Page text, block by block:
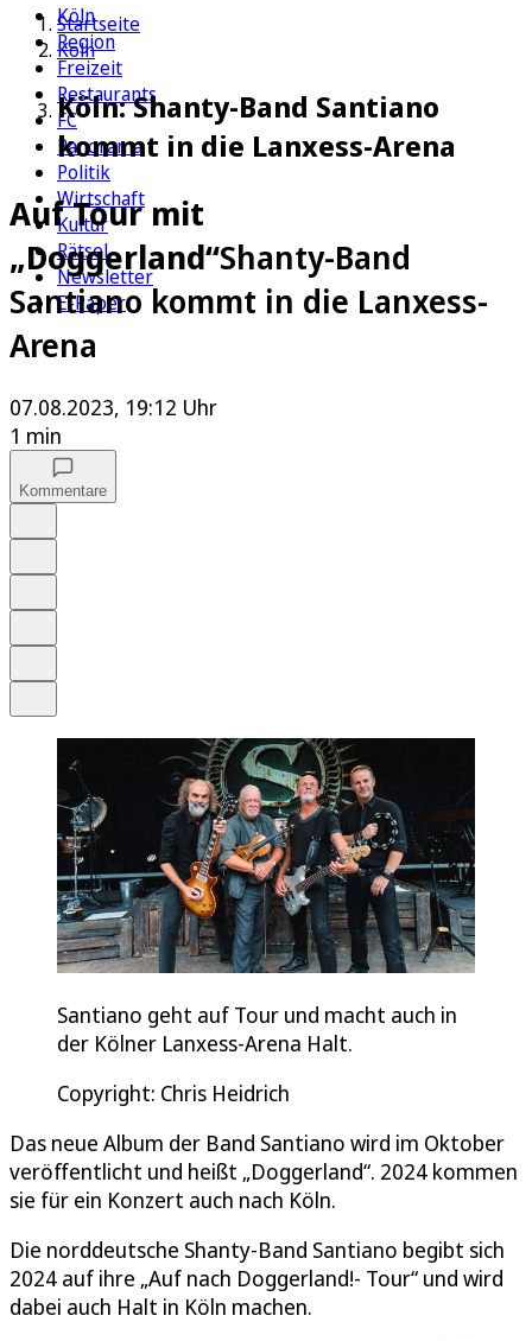
Köln
Region
Freizeit
Restaurants
FC
Panorama
Politik
Wirtschaft
Kultur
Rätsel
Newsletter
E-Paper
Startseite
Köln
Köln: Shanty-Band Santiano
kommt in die Lanxess-Arena
Auf Tour mit
„Doggerland“Shanty-Band
Santiano kommt in die Lanxess-
Arena
07.08.2023, 19:12 Uhr
1 min
Kommentare
Santiano geht auf Tour und macht auch in
der Kölner Lanxess-Arena Halt.
Copyright: Chris Heidrich
Das neue Album der Band Santiano wird im Oktober
veröffentlicht und heißt „Doggerland“. 2024 kommen
sie für ein Konzert auch nach Köln.
Die norddeutsche Shanty-Band Santiano begibt sich
2024 auf ihre „Auf nach Doggerland!- Tour“ und wird
dabei auch Halt in Köln machen.